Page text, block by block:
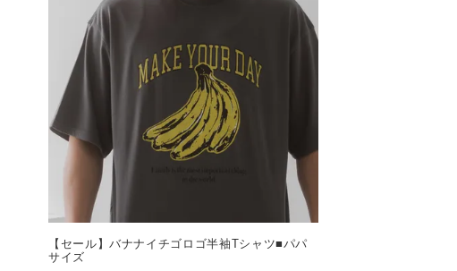
【セール】バナナイチゴロゴ半袖Tシャツ■パパ
サイズ